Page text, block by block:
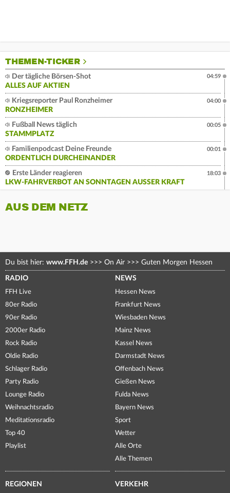
THEMEN-TICKER
Der tägliche Börsen-Shot
ALLES AUF AKTIEN
04:59
Kriegsreporter Paul Ronzheimer
RONZHEIMER
04:00
Fußball News täglich
STAMMPLATZ
00:05
Familienpodcast Deine Freunde
ORDENTLICH DURCHEINANDER
00:01
Erste Länder reagieren
LKW-FAHRVERBOT AN SONNTAGEN AUSSER KRAFT
18:03
AUS DEM NETZ
Du bist hier: www.FFH.de >>> On Air >>> Guten Morgen Hessen
RADIO
FFH Live
80er Radio
90er Radio
2000er Radio
Rock Radio
Oldie Radio
Schlager Radio
Party Radio
Lounge Radio
Weihnachtsradio
Meditationsradio
Top 40
Playlist
NEWS
Hessen News
Frankfurt News
Wiesbaden News
Mainz News
Kassel News
Darmstadt News
Offenbach News
Gießen News
Fulda News
Bayern News
Sport
Wetter
Alle Orte
Alle Themen
REGIONEN VERKEHR